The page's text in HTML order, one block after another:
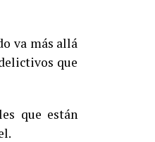
va más allá
que
que están